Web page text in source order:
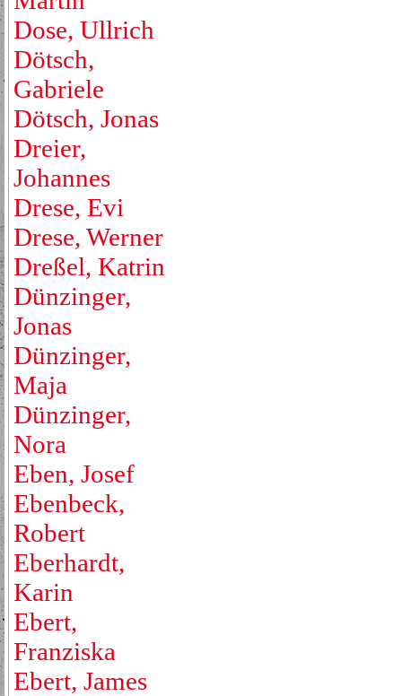
Dose, Ullrich
Dötsch,
Gabriele
Dötsch, Jonas
Dreier,
Johannes
Drese, Evi
Drese, Werner
Dreßel, Katrin
Dünzinger,
Jonas
Dünzinger,
Maja
Dünzinger,
Nora
Eben, Josef
Ebenbeck,
Robert
Eberhardt,
Karin
Ebert,
Franziska
Ebert, James